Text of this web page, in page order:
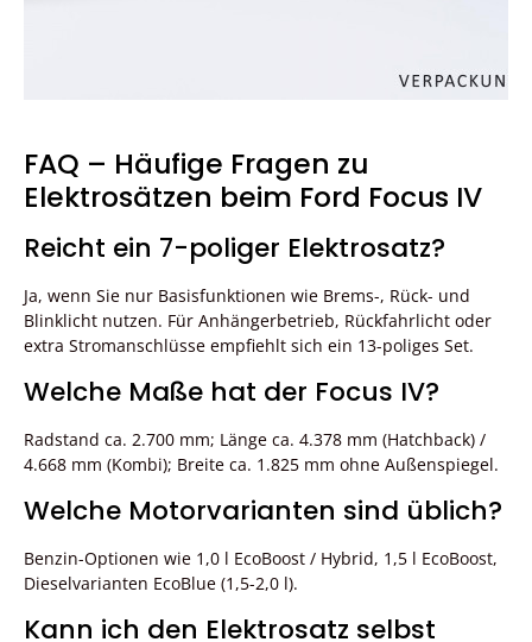
FAQ – Häufige Fragen zu
Elektrosätzen beim Ford Focus IV
Reicht ein 7-poliger Elektrosatz?
Ja, wenn Sie nur Basisfunktionen wie Brems-, Rück- und
Blinklicht nutzen. Für Anhängerbetrieb, Rückfahrlicht oder
extra Stromanschlüsse empfiehlt sich ein 13-poliges Set.
Welche Maße hat der Focus IV?
Radstand ca. 2.700 mm; Länge ca. 4.378 mm (Hatchback) /
4.668 mm (Kombi); Breite ca. 1.825 mm ohne Außenspiegel.
Welche Motorvarianten sind üblich?
Benzin-Optionen wie 1,0 l EcoBoost / Hybrid, 1,5 l EcoBoost,
Dieselvarianten EcoBlue (1,5-2,0 l).
Kann ich den Elektrosatz selbst